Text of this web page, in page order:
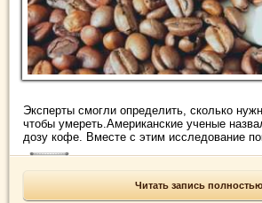
Эксперты смогли определить, сколько
чтобы умереть.Американские ученые
дозу кофе. Вместе с этим исследование
Читать запись полностью